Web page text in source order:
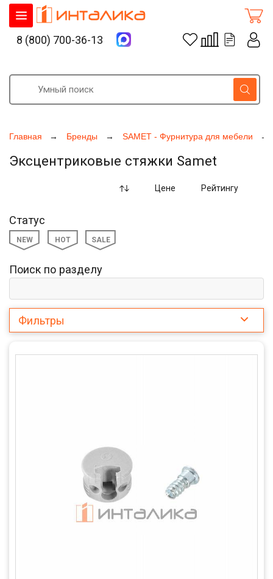
Главная Бренды SAMET - Фурнитура для мебели
Эксцентриковые стяжки Samet
Цене Рейтингу
Статус
NEW HOT SALE
Поиск по разделу
Фильтры
8 (800) 700-36-13